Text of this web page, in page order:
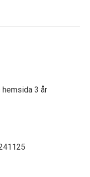
hemsida 3 år